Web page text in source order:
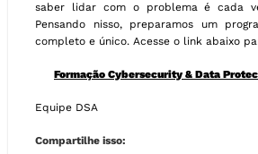
saber lidar com o problema é cada
Pensando nisso, preparamos um
completo e único. Acesse o link abaixo
Formação Cybersecurity & Data
Equipe DSA
Compartilhe isso: